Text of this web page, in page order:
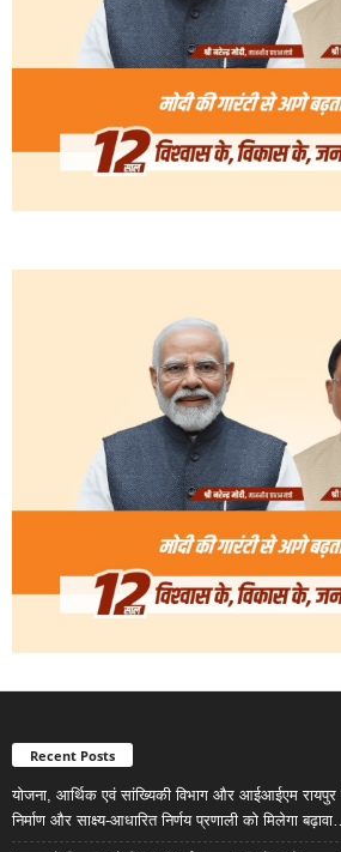
Recent Posts
योजना, आर्थिक एवं सांख्यिकी विभाग और आईआईएम
निर्माण और साक्ष्य-आधारित निर्णय प्रणाली को मिलेगा